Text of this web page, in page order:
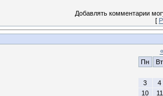
Добавлять комментарии
[
«
Пн
Вт
3
4
10
11